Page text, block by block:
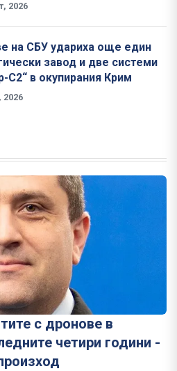
2026
на СБУ удариха още един
завод и две системи
С2“ в окупирания Крим
2026
с дронове в
четири години -